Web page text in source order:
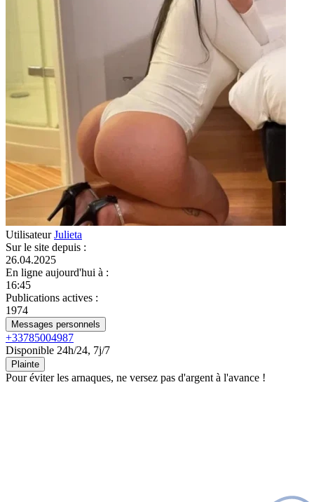
UtilisateurJulieta
Sur le site depuis :
26.04.2025
En ligne aujourd'hui à :
16:45
Publications actives :
1974
Messages personnels
+33785004987
Disponible 24h/24, 7j/7
Plainte
Pour éviter les arnaques, ne versez pas d'argent à l'avance !